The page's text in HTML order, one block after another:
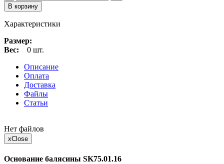
В корзину
Характеристики
Размер:
Вес:
0 шт.
Описание
Оплата
Доставка
Файлы
Статьи
Нет файлов
xClose
Основание балясины SK75.01.16